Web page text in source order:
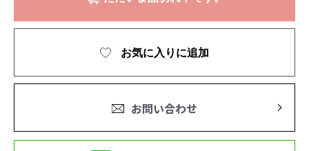
お気に入りに追加
お問い合わせ